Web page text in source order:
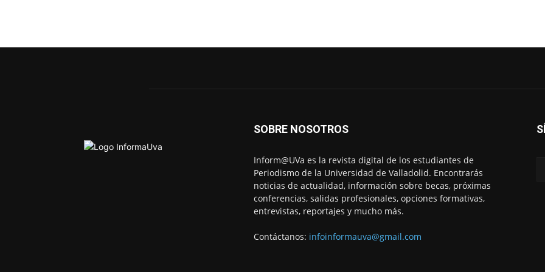
SOBRE NOSOTROS
Inform@UVa es la revista digital de los estudiantes de
Periodismo de la Universidad de Valladolid. Encontrarás
noticias de actualidad, información sobre becas, próximas
conferencias, salidas profesionales, opciones formativas,
entrevistas, reportajes y mucho más.
Contáctanos: infoinformauva@gmail.com